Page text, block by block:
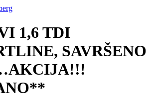
1,6 TDI
SAVRŠENO